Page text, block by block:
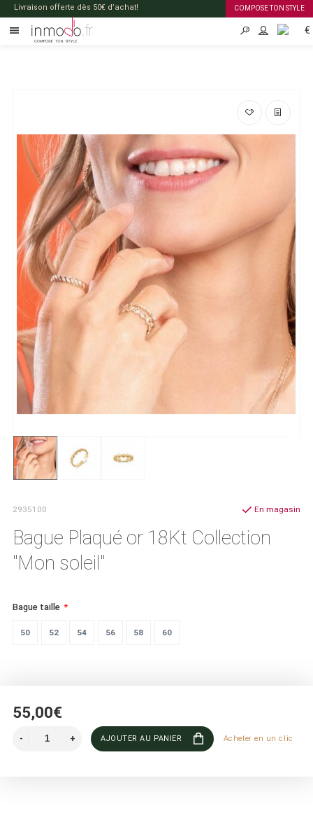
COMPOSE TON STYLE
Livraison offerte dès 50€ d’achat!
FR €
2935100
Bague Plaqué or 18Kt Collection
"Mon soleil"
En magasin
Bague taille
50 52 54 56 58 60
55,00€
AJOUTER AU PANIER Acheter en un clic